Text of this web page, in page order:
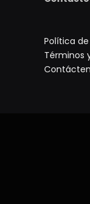
Política
Términos